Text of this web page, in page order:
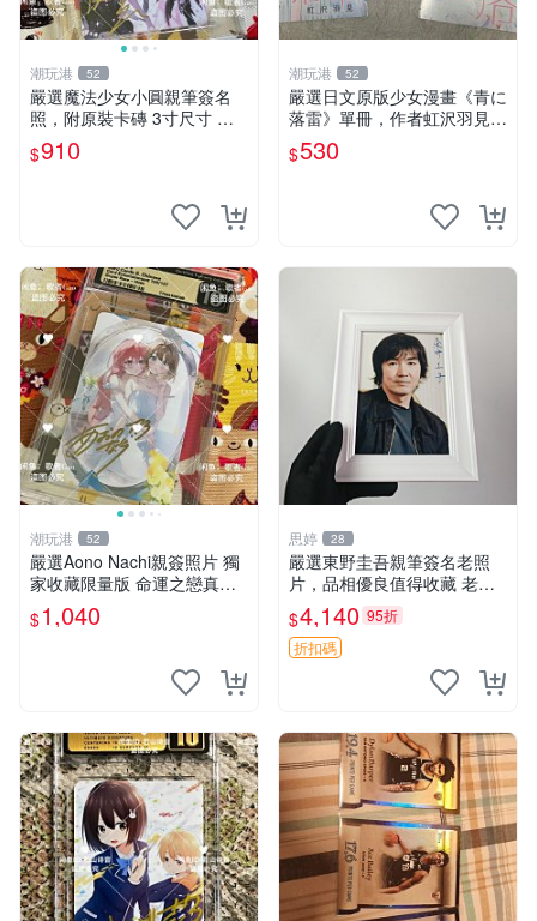
潮玩港 52
嚴選魔法少女小圓親筆簽名
照，附原裝卡磚 3寸尺寸 親
簽紀念品 小圓周邊 畫集 監督
親筆
$910
潮玩港 52
嚴選日文原版少女漫畫《青に
落雷》單冊，作者虹沢羽見精
心創作，封面藍玫瑰情侶插畫
唯美動人， STORY 32 及カ
$530
潮玩港 52
嚴選Aono Nachi親簽照片 獨
家收藏限量版 命運之戀真跡
簽名 命運之戀 親簽照 愛的告
白
$1,040
思婷 28
嚴選東野圭吾親筆簽名老照
片，品相優良值得收藏 老照
片 署名 字畫 限量版
$4,140 95折
折扣碼